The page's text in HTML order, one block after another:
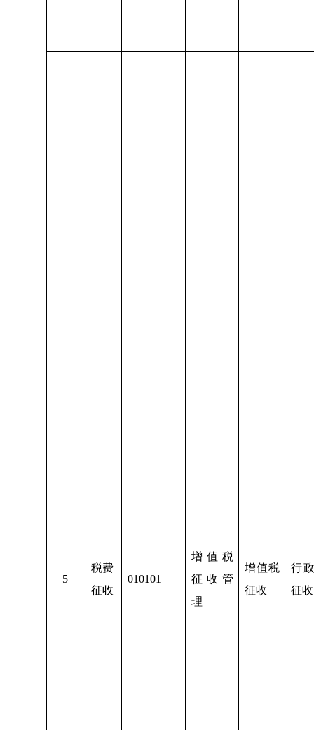
5
税费
征收
010101
增值税
征收管
理
增值税
征收
行
征收